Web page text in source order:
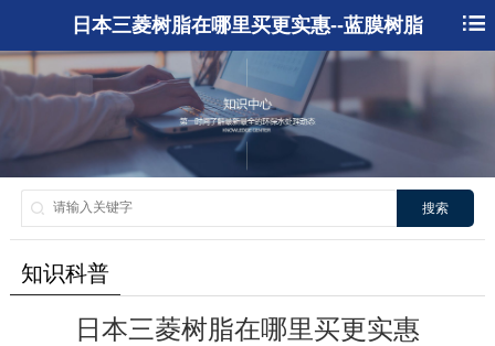
日本三菱树脂在哪里买更实惠--蓝膜树脂
搜索
知识科普
日本三菱树脂在哪里买更实惠